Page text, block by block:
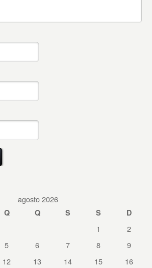
agosto 2026
Q Q S S D
1
2
5 6 7 8 9
12 13 14 15
16